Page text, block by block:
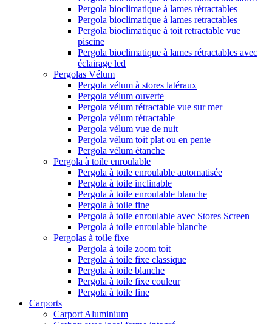
Pergola bioclimatique à lames rétractables
Pergola bioclimatique à lames retractables
Pergola bioclimatique à toit retractable vue
piscine
Pergola bioclimatique à lames rétractables avec
éclairage led
Pergolas Vélum
Pergola vélum à stores latéraux
Pergola vélum ouverte
Pergola vélum rétractable vue sur mer
Pergola vélum rétractable
Pergola vélum vue de nuit
Pergola vélum toit plat ou en pente
Pergola vélum étanche
Pergola à toile enroulable
Pergola à toile enroulable automatisée
Pergola à toile inclinable
Pergola à toile enroulable blanche
Pergola à toile fine
Pergola à toile enroulable avec Stores Screen
Pergola à toile enroulable blanche
Pergolas à toile fixe
Pergola à toile zoom toit
Pergola à toile fixe classique
Pergola à toile blanche
Pergola à toile fixe couleur
Pergola à toile fine
Carports
Carport Aluminium